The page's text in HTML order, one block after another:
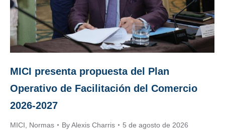
MICI presenta propuesta del Plan
Operativo de Facilitación del Comercio
2026-2027
MICI Normas ByAlexis Charris 5 de agosto de 2026